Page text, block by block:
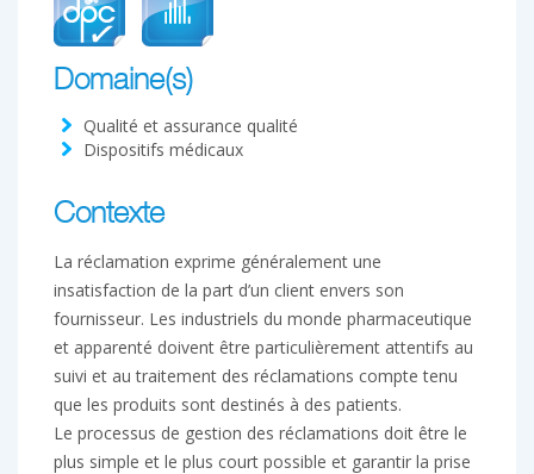
Domaine(s)
Qualité et assurance qualité
Dispositifs médicaux
Contexte
La réclamation exprime généralement une
insatisfaction de la part d’un client envers son
fournisseur. Les industriels du monde pharmaceutique
et apparenté doivent être particulièrement attentifs au
suivi et au traitement des réclamations compte tenu
que les produits sont destinés à des patients.
Le processus de gestion des réclamations doit être le
plus simple et le plus court possible et garantir la prise